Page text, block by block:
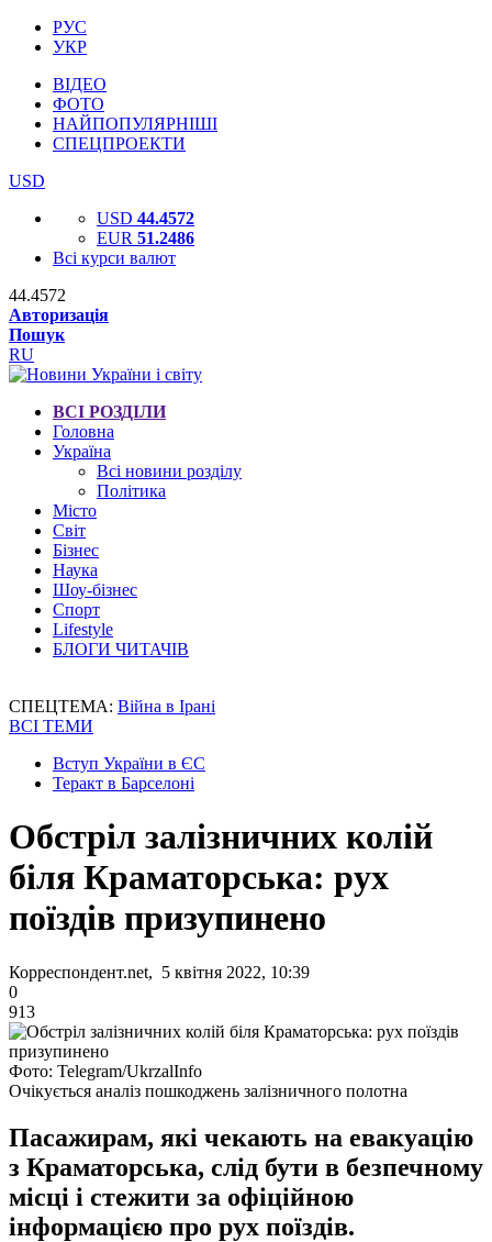
РУС
УКР
ВІДЕО
ФОТО
НАЙПОПУЛЯРНІШІ
СПЕЦПРОЕКТИ
USD
USD 44.4572
EUR 51.2486
Всі курси валют
44.4572
Авторизація
Пошук
RU
ВСІ РОЗДІЛИ
Головна
Україна
Всі новини розділу
Політика
Місто
Світ
Бізнес
Наука
Шоу-бізнес
Спорт
Lifestyle
БЛОГИ ЧИТАЧІВ
СПЕЦТЕМА: Війна в Ірані
ВСІ ТЕМИ
Вступ України в ЄС
Теракт в Барселоні
Обстріл залізничних колій
біля Краматорська: рух
поїздів призупинено
Корреспондент.net, 5 квітня 2022, 10:39
0
913
Фото: Telegram/UkrzalInfo
Очікується аналіз пошкоджень залізничного полотна
Пасажирам, які чекають на евакуацію
з Краматорська, слід бути в безпечному
місці і стежити за офіційною
інформацією про рух поїздів.